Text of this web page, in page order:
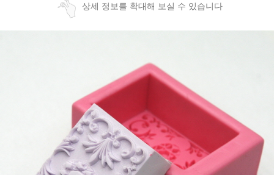
상세 정보를 확대해 보실 수 있습니다